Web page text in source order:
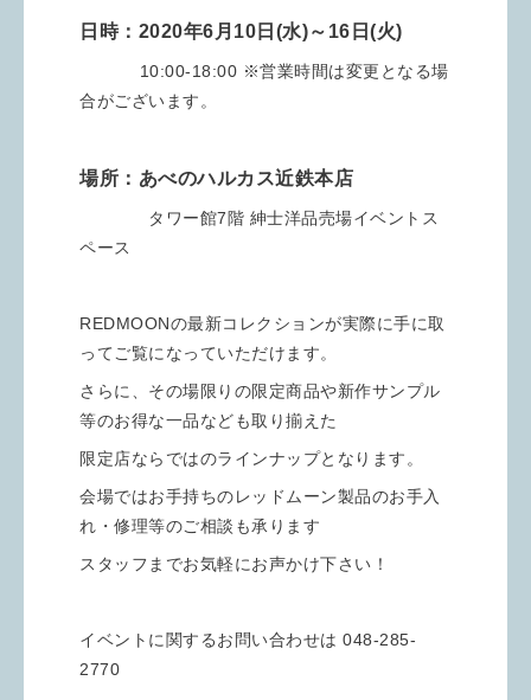
日時：2020年6月10日(水)～16日(火)
10:00-18:00 ※営業時間は変更となる場
合がございます。
場所：あべのハルカス近鉄本店
タワー館7階 紳士洋品売場イベントス
ペース
REDMOONの最新コレクションが実際に手に取
ってご覧になっていただけます。
さらに、その場限りの限定商品や新作サンプル
等のお得な一品なども取り揃えた
限定店ならではのラインナップとなります。
会場ではお手持ちのレッドムーン製品のお手入
れ・修理等のご相談も承ります
スタッフまでお気軽にお声かけ下さい！
イベントに関するお問い合わせは 048-285-
2770